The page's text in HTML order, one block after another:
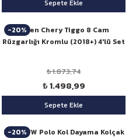
Sepete Ekle
-20%Niken Chery Tiggo 8 Cam
Rüzgarlığı Kromlu (2018+) 4'lü Set
₺ 1.873,74
₺ 1.498,99
Sepete Ekle
-20%
Niken VW Polo Kol Dayama Kolçak